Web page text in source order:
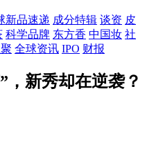
新品速递 成分特辑 谈资 皮
科学品牌 东方香 中国妆 社
全球资讯 IPO 财报
，新秀却在逆袭？